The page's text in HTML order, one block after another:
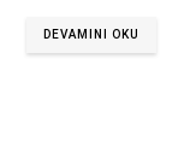
DEVAMINI OKU